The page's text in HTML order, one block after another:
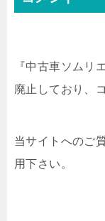
『中古車ソムリ
廃止しており、
当サイトへのご
用下さい。